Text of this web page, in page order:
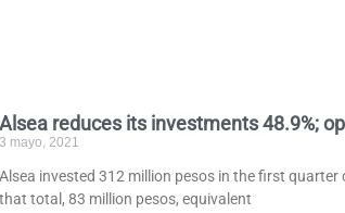
Alsea reduces its investments 48.9%;
3 mayo, 2021
Alsea invested 312 million pesos in the first
that total, 83 million pesos, equivalent